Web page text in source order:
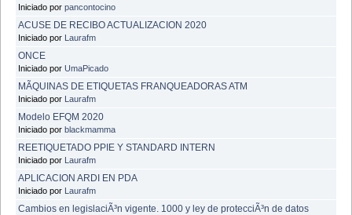
Iniciado por pancontocino
ACUSE DE RECIBO ACTUALIZACION 2020
Iniciado por Laurafm
ONCE
Iniciado por UmaPicado
MÃQUINAS DE ETIQUETAS FRANQUEADORAS ATM
Iniciado por Laurafm
Modelo EFQM 2020
Iniciado por blackmamma
REETIQUETADO PPIE Y STANDARD INTERN
Iniciado por Laurafm
APLICACION ARDI EN PDA
Iniciado por Laurafm
Cambios en legislaciÃ³n vigente. 1000 y ley de protecciÃ³n de datos